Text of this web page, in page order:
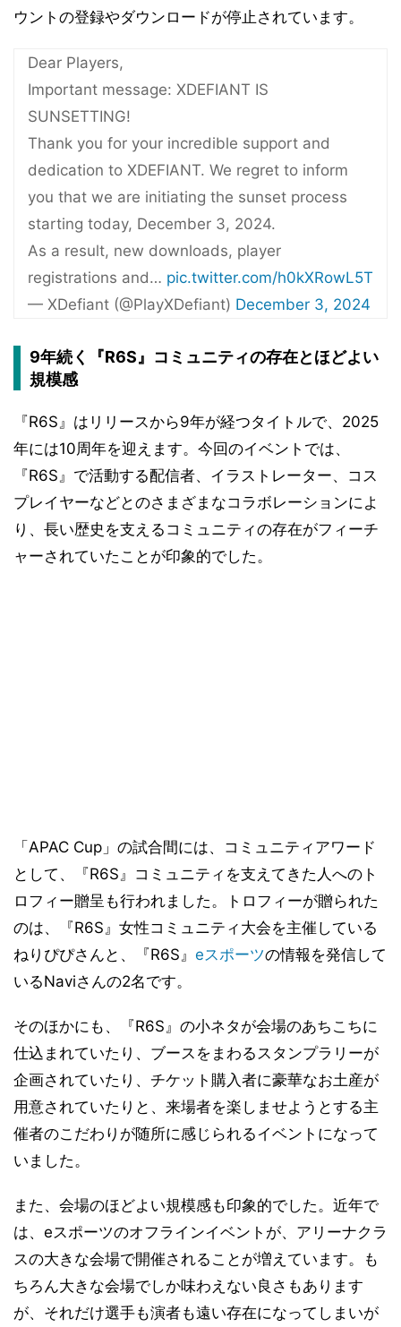
ウントの登録やダウンロードが停止されています。
Dear Players,
Important message: XDEFIANT IS
SUNSETTING!
Thank you for your incredible support and
dedication to XDEFIANT. We regret to inform
you that we are initiating the sunset process
starting today, December 3, 2024.
As a result, new downloads, player
registrations and… pic.twitter.com/h0kXRowL5T
— XDefiant (@PlayXDefiant) December 3, 2024
9年続く『R6S』コミュニティの存在とほどよい
規模感
『R6S』はリリースから9年が経つタイトルで、2025
年には10周年を迎えます。今回のイベントでは、
『R6S』で活動する配信者、イラストレーター、コス
プレイヤーなどとのさまざまなコラボレーションによ
り、長い歴史を支えるコミュニティの存在がフィーチ
ャーされていたことが印象的でした。
「APAC Cup」の試合間には、コミュニティアワード
として、『R6S』コミュニティを支えてきた人へのト
ロフィー贈呈も行われました。トロフィーが贈られた
のは、『R6S』女性コミュニティ大会を主催している
ねりぴぴさんと、『R6S』 eスポーツの情報を発信して
いるNaviさんの2名です。
そのほかにも、『R6S』の小ネタが会場のあちこちに
仕込まれていたり、ブースをまわるスタンプラリーが
企画されていたり、チケット購入者に豪華なお土産が
用意されていたりと、来場者を楽しませようとする主
催者のこだわりが随所に感じられるイベントになって
いました。
また、会場のほどよい規模感も印象的でした。近年で
は、eスポーツのオフラインイベントが、アリーナクラ
スの大きな会場で開催されることが増えています。も
ちろん大きな会場でしか味わえない良さもあります
が、それだけ選手も演者も遠い存在になってしまいが